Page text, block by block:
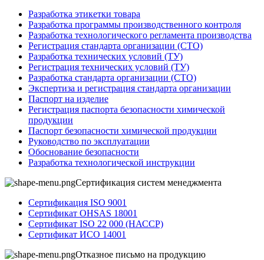
Разработка этикетки товара
Разработка программы производственного контроля
Разработка технологического регламента производства
Регистрация стандарта организации (СТО)
Разработка технических условий (ТУ)
Регистрация технических условий (ТУ)
Разработка стандарта организации (СТО)
Экспертиза и регистрация стандарта организации
Паспорт на изделие
Регистрация паспорта безопасности химической
продукции
Паспорт безопасности химической продукции
Руководство по эксплуатации
Обоснование безопасности
Разработка технологической инструкции
Сертификация систем менеджмента
Сертификация ISO 9001
Сертификат OHSAS 18001
Сертификат ISO 22 000 (НАССР)
Сертификат ИСО 14001
Отказное письмо на продукцию